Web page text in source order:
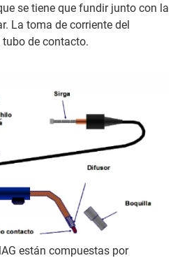
se tiene que fundir junto con la
La toma de corriente del
de contacto.
están compuestas por